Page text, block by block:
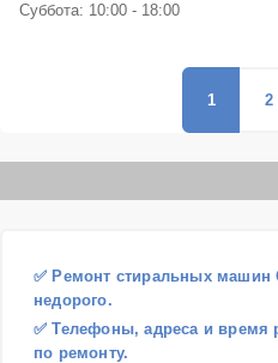
Суббота: 10:00 - 18:00
1 2
✅ Ремонт стиральных машин
недорого.
✅ Телефоны, адреса и время
по ремонту.